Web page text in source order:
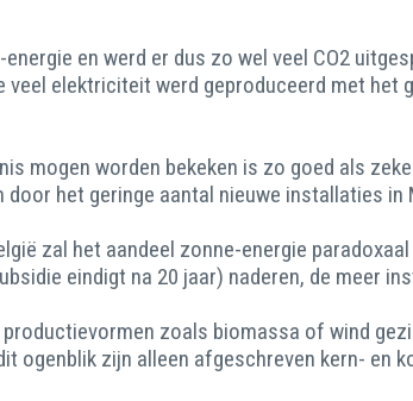
en werd er dus zo wel veel CO2
elektriciteit werd geproduceerd met
mogen worden bekeken is zo goed als
het geringe aantal nieuwe installaties
zal het aandeel zonne-energie
eindigt na 20 jaar) naderen, de meer
zoals biomassa of wind
zijn alleen afgeschreven kern- en